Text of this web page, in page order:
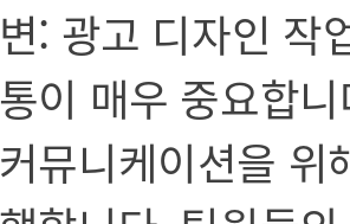
: 광고 디자인 작
이 매우 중요합
뮤니케이션을